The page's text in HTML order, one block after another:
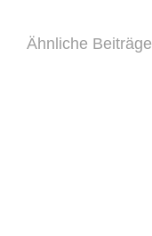
Ähnliche Beiträge